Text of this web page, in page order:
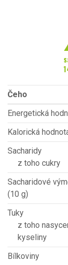
Čeho
Energetická
Kalorická
Sacharidy
z toho cukry
Sacharidové
(10 g)
Tuky
z toho
kyseliny
Bílkoviny